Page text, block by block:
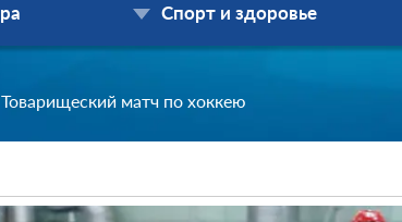
Спорт и здоровье
Товарищеский матч по хоккею